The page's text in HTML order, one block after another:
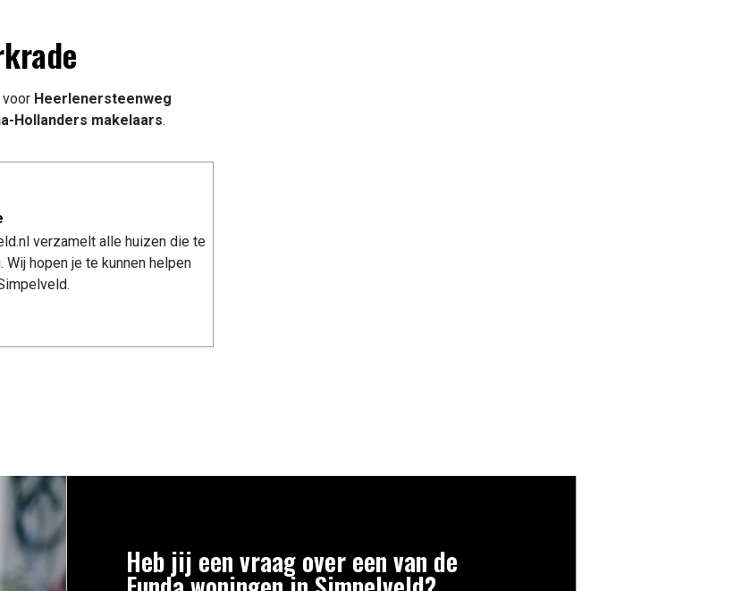
Heerlenersteenweg
Hollanders makelaars.
verzamelt alle huizen die te
hopen je te kunnen helpen
Heb jij een vraag over een van de